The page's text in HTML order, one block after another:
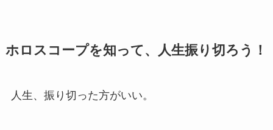
ホロスコープを知って、人生振り切ろう！
人生、振り切った方がいい。